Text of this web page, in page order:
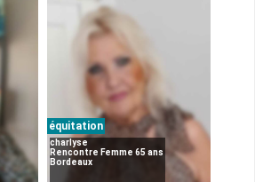
équitation
charlyse
Rencontre Femme 65 ans
Bordeaux